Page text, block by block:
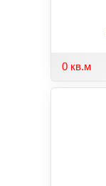
0 кв.м